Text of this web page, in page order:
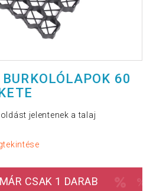
60
jelentenek a talaj
CSAK 1 DARAB